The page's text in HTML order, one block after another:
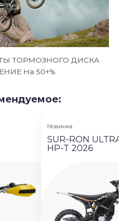
ТОРМОЗНОГО ДИСКА
На 50+%
SUR-RON ULTRA
HP-T 2026
Новинка